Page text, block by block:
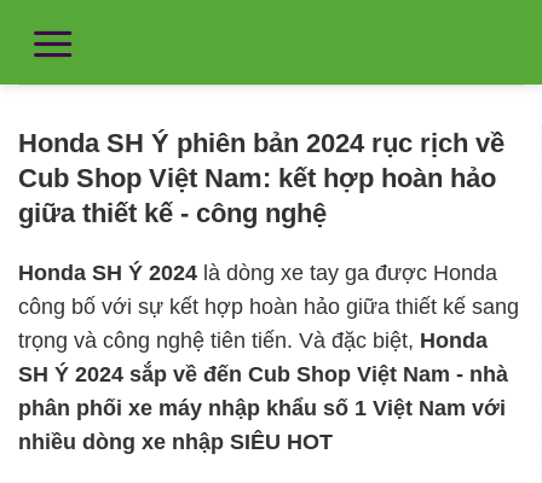
Honda SH Ý phiên bản 2024 rục rịch về
Cub Shop Việt Nam: kết hợp hoàn hảo
giữa thiết kế - công nghệ
Honda SH Ý 2024 là dòng xe tay ga được Honda
công bố với sự kết hợp hoàn hảo giữa thiết kế sang
trọng và công nghệ tiên tiến. Và đặc biệt, Honda
SH Ý 2024 sắp về đến Cub Shop Việt Nam - nhà
phân phối xe máy nhập khẩu số 1 Việt Nam với
nhiều dòng xe nhập SIÊU HOT